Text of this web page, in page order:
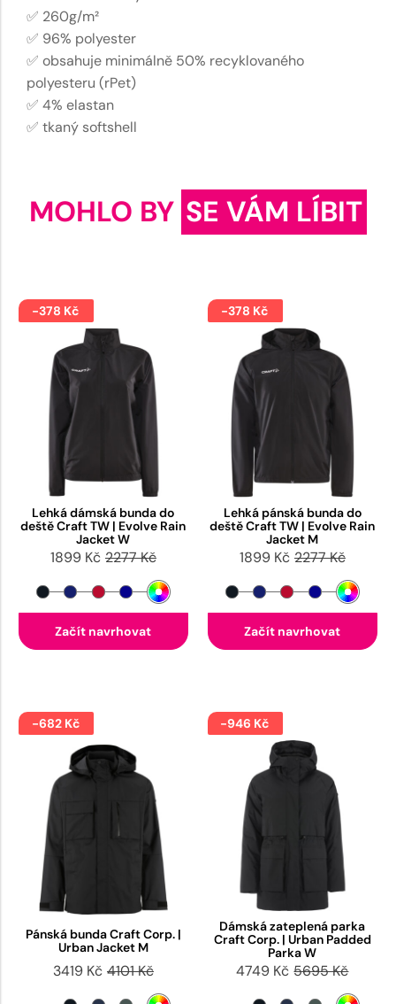
✅ 260g/m²
✅ 96% polyester
✅ obsahuje minimálně 50% recyklovaného
polyesteru (rPet)
✅ 4% elastan
✅ tkaný softshell
MOHLO BY SE VÁM LÍBIT
-378 Kč
Lehká dámská bunda do
deště Craft TW | Evolve Rain
Jacket W
1899 Kč 2277 Kč
Začít navrhovat
-378 Kč
Lehká pánská bunda do
deště Craft TW | Evolve Rain
Jacket M
1899 Kč 2277 Kč
Začít navrhovat
-682 Kč
Pánská bunda Craft Corp. |
Urban Jacket M
3419 Kč 4101 Kč
-946 Kč
Dámská zateplená parka
Craft Corp. | Urban Padded
Parka W
4749 Kč 5695 Kč